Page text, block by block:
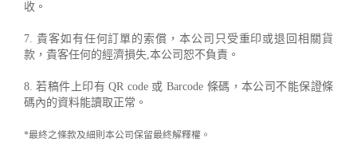
收。
7. 貴客如有任何訂單的索償，本公司只受重印或退回相關貨
款，貴客任何的經濟損失,本公司恕不負責。
8. 若稿件上印有 QR code 或 Barcode 條碼，本公司不能保證條
碼內的資料能讀取正常。
*最終之條款及細則本公司保留最終解釋權。